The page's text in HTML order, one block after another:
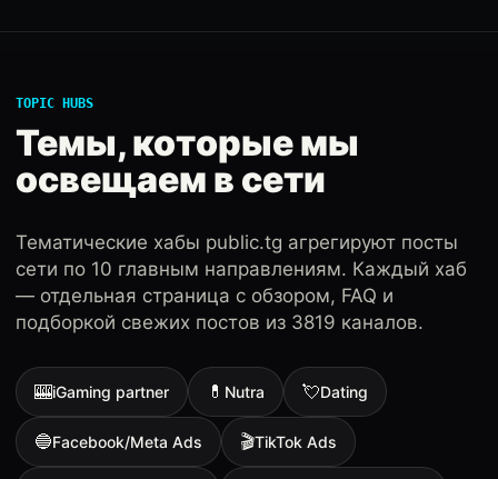
TOPIC HUBS
Темы, которые мы
освещаем в сети
Тематические хабы public.tg агрегируют посты
сети по 10 главным направлениям. Каждый хаб
— отдельная страница с обзором, FAQ и
подборкой свежих постов из 3819 каналов.
🎰iGaming partner 💊 Nutra 💘Dating
🔵Facebook/Meta Ads 🎬TikTok Ads